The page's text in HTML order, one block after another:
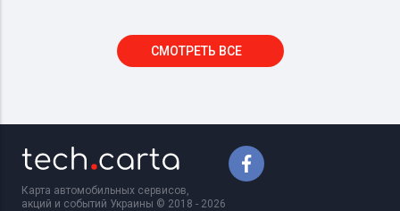
СМОТРЕТЬ ВСЕ
Карта автомобильных сервисов,
акций и событий Украины © 2018 - 2026